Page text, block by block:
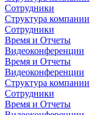
Сотрудники
Структура компании
Сотрудники
Время и Отчеты
Видеоконференции
Время и Отчеты
Видеоконференции
Структура компании
Сотрудники
Время и Отчеты